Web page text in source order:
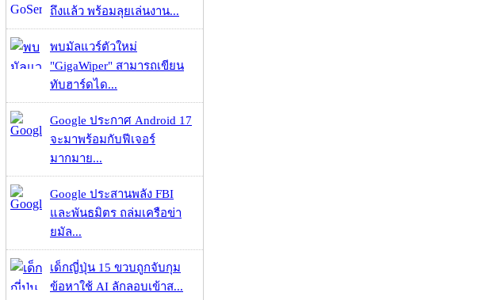
ถึงแล้ว พร้อมลุยเล่นงาน...
พบมัลแวร์ตัวใหม่
"GigaWiper" สามารถเขียน
ทับฮาร์ดได...
Google ประกาศ Android 17
จะมาพร้อมกับฟีเจอร์
มากมาย...
Google ประสานพลัง FBI
และพันธมิตร ถล่มเครือข่า
ยมัล...
เด็กญี่ปุ่น 15 ขวบถูกจับกุม
ข้อหาใช้ AI ลักลอบเข้าส...